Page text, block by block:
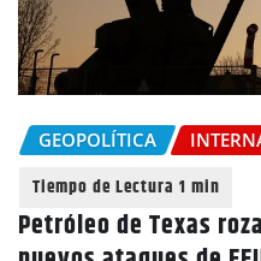
GEOPOLÍTICA
Petróleo de Texas